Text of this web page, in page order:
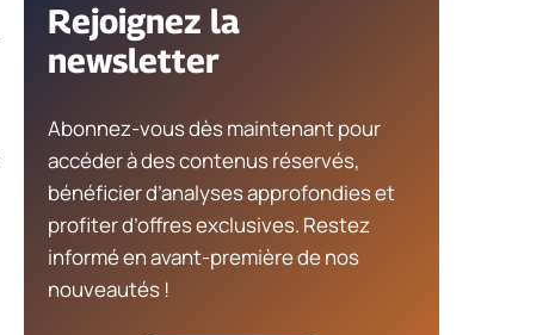
Rejoignez la
newsletter
Abonnez-vous dès maintenant pour
accéder à des contenus réservés,
bénéficier d’analyses approfondies et
profiter d’offres exclusives. Restez
informé en avant-première de nos
nouveautés !